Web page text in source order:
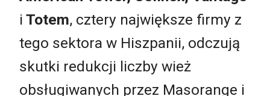
i Totem, cztery największe firmy z
tego sektora w Hiszpanii, odczują
skutki redukcji liczby wież
obsługiwanych przez Masorange i